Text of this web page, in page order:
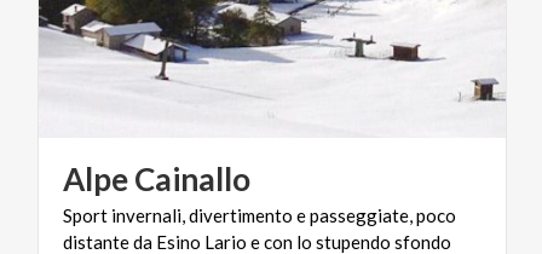
AlpeCainallo
Sport invernali, divertimento e passeggiate, poco
distante da Esino Lario e con lo stupendo sfondo